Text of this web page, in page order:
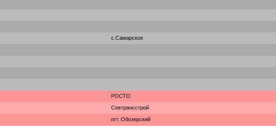
с.Самарское
РОСТО
Севтрансстрой
пгт. Обозерский